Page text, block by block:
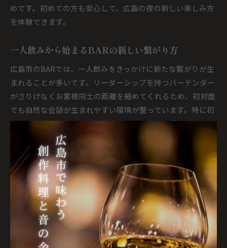
めです。初めての方も安心して、広島の夜の新しい楽しみ方
を体験できます。
一人飲みから始まるBARの新しい繋がり方
広島市のBARでは、一人飲みをきっかけに新たな繋がりが生
まれることが多いです。リーダーシップを持つバーテンダー
がさりげなくお客様同士の距離を縮めてくれるため、初対面
でも自然な会話が生まれやすい環境が整っています。特に初
心者や一人での利用が不安な方でも、店内の雰囲気作りやス
タッフの気配りによって安心して過ごせます。
例えば、カウンター席での一人飲みは、バーテンダーや隣の
お客様とのちょっとした会話がきっかけで、思いがけない繋
がりや情報交換ができることがあります。広島のBARでは、
一人でも気軽に楽しめるメニューやイベント、ダーツなどの
アクティビティも充実しており、自然な形で人と人が繋がる
仕掛けが随所に見られます。
一人飲みを楽しむ際は、無理に誰かと話そうとせず、まずは